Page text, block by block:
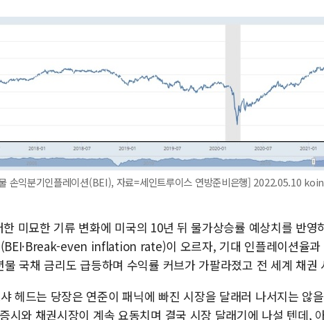
손익분기인플레이션(BEI), 자료=세인트루이스 연방준비은행] 2022.05.10
미묘한 기류 변화에 미국의 10년 뒤 물가상승률 예상치를 반영
even inflation rate)이 오르자, 기대 인플레이션율과
물 국채 금리도 급등하며 수익률 커브가 가팔라졌고 전 세계 채권
헤드는 당장은 연준이 패닉에 빠진 시장을 달래러 나서지는 않
시와 채권시장이 계속 요동치며 결국 시장 달래기에 나설 텐데,